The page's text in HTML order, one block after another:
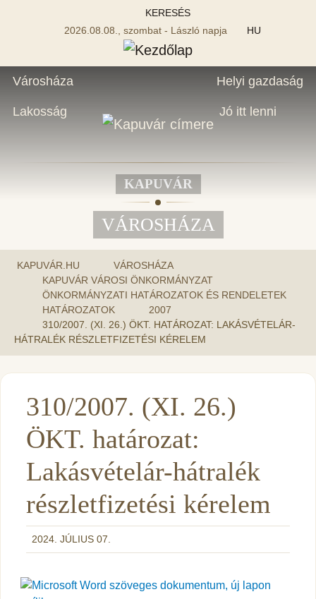
KERESÉS
2026.08.08., szombat - László napja
HU
Városháza
Lakosság
Helyi gazdaság
Jó itt lenni
KAPUVÁR
VÁROSHÁZA
KAPUVÁR.HU
VÁROSHÁZA
KAPUVÁR VÁROSI ÖNKORMÁNYZAT
ÖNKORMÁNYZATI HATÁROZATOK ÉS RENDELETEK
HATÁROZATOK
2007
310/2007. (XI. 26.) ÖKT. HATÁROZAT: LAKÁSVÉTELÁR-
HÁTRALÉK RÉSZLETFIZETÉSI KÉRELEM
310/2007. (XI. 26.)
ÖKT. határozat:
Lakásvételár-hátralék
részletfizetési kérelem
2024. JÚLIUS 07.